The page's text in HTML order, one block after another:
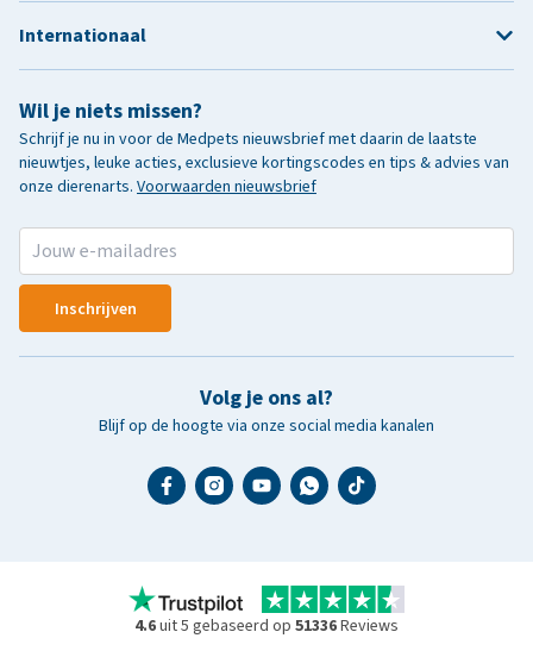
Wil je niets missen?
Schrijf je nu in voor de Medpets nieuwsbrief met daarin de laatste
nieuwtjes, leuke acties, exclusieve kortingscodes en tips & advies van
onze dierenarts. Voorwaarden nieuwsbrief
Inschrijven
Volg je ons al?
Blijf op de hoogte via onze social media kanalen
Internationaal
4.6uit 5 gebaseerd op 51336Reviews